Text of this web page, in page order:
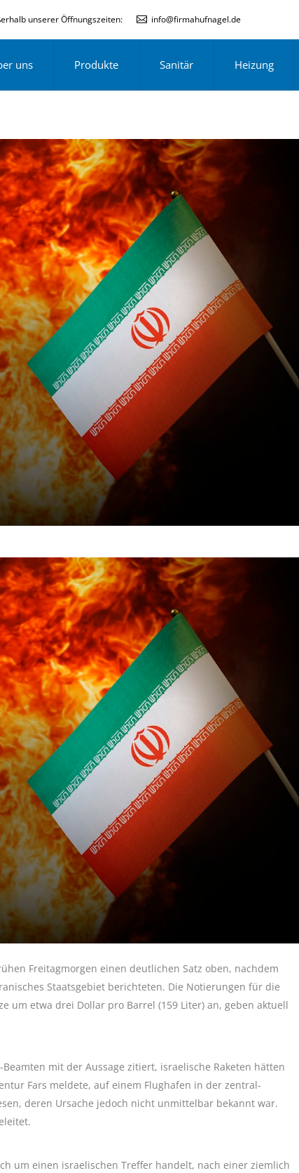
unserer Öffnungszeiten: info@firmahufnagel.de
uns Produkte Sanitär Heizung
Freitagmorgen einen deutlichen Satz oben, nachdem
Staatsgebiet berichteten. Die Notierungen für die
um etwa drei Dollar pro Barrel (159 Liter) an, geben aktuell
mit der Aussage zitiert, israelische Raketen hätten
Fars meldete, auf einem Flughafen in der zentral-
deren Ursache jedoch nicht unmittelbar bekannt war.
um einen israelischen Treffer handelt, nach einer ziemlich